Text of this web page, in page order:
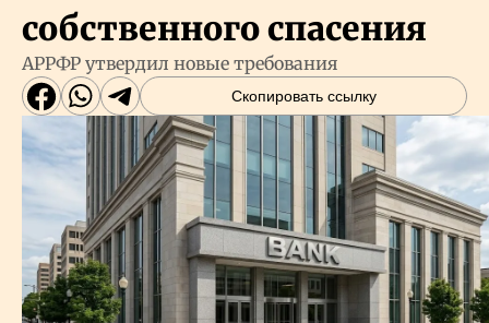
собственного спасения
АРРФР утвердил новые требования
Скопировать ссылку